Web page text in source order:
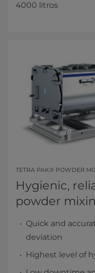
4000 litros
TETRA PAK® POWDER
Hygienic,
powder
Quick and
deviation
Highest level of